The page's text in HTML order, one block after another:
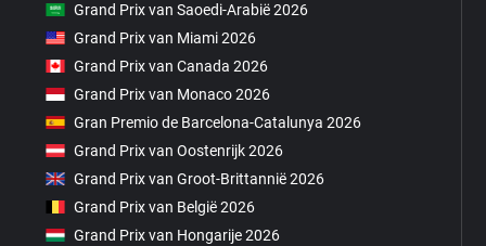
Grand Prix van Saoedi-Arabië 2026
Grand Prix van Miami 2026
Grand Prix van Canada 2026
Grand Prix van Monaco 2026
Gran Premio de Barcelona-Catalunya 2026
Grand Prix van Oostenrijk 2026
Grand Prix van Groot-Brittannië 2026
Grand Prix van België 2026
Grand Prix van Hongarije 2026